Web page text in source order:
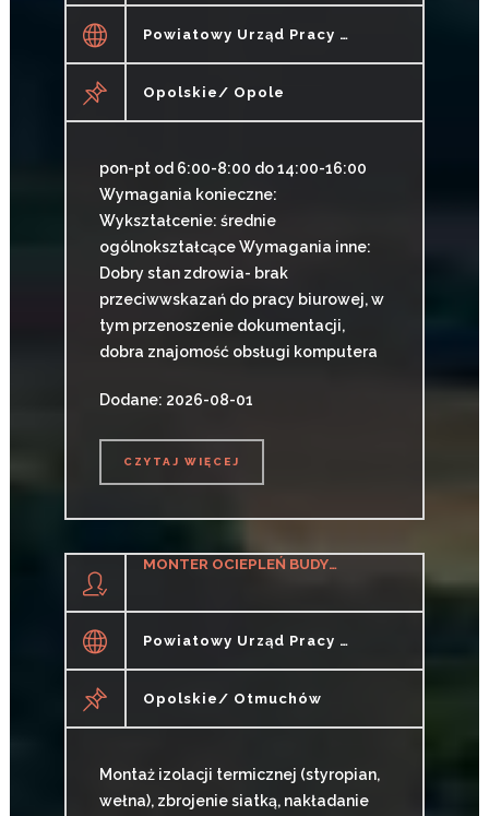
Powiatowy Urząd Pracy W Opolu
Opolskie/ Opole
pon-pt od 6:00-8:00 do 14:00-16:00
Wymagania konieczne:
Wykształcenie: średnie
ogólnokształcące Wymagania inne:
Dobry stan zdrowia- brak
przeciwwskazań do pracy biurowej, w
tym przenoszenie dokumentacji,
dobra znajomość obsługi komputera
Dodane: 2026-08-01
CZYTAJ WIĘCEJ
MONTER OCIEPLEŃ BUDYNKÓW K/M
Powiatowy Urząd Pracy W Nysie
Opolskie/ Otmuchów
Montaż izolacji termicznej (styropian,
wełna), zbrojenie siatką, nakładanie